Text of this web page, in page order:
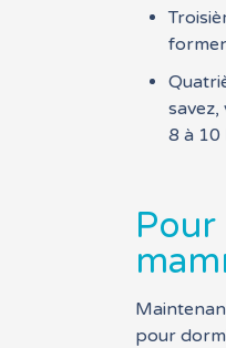
8 à 10
pour